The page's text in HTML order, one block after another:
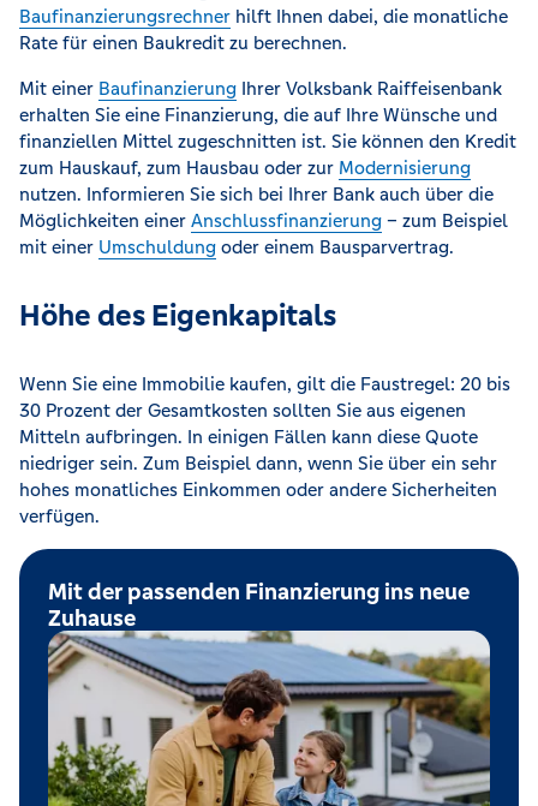
Baufinanzierungsrechner hilft Ihnen dabei, die monatliche
Rate für einen Baukredit zu berechnen.
Mit einer Baufinanzierung Ihrer Volksbank Raiffeisenbank
erhalten Sie eine Finanzierung, die auf Ihre Wünsche und
finanziellen Mittel zugeschnitten ist. Sie können den Kredit
zum Hauskauf, zum Hausbau oder zur Modernisierung
nutzen. Informieren Sie sich bei Ihrer Bank auch über die
Möglichkeiten einer Anschlussfinanzierung – zum Beispiel
mit einer Umschuldung oder einem Bausparvertrag.
Höhe des Eigenkapitals
Wenn Sie eine Immobilie kaufen, gilt die Faustregel: 20 bis
30 Prozent der Gesamtkosten sollten Sie aus eigenen
Mitteln aufbringen. In einigen Fällen kann diese Quote
niedriger sein. Zum Beispiel dann, wenn Sie über ein sehr
hohes monatliches Einkommen oder andere Sicherheiten
verfügen.
Mit der passenden Finanzierung ins neue
Zuhause